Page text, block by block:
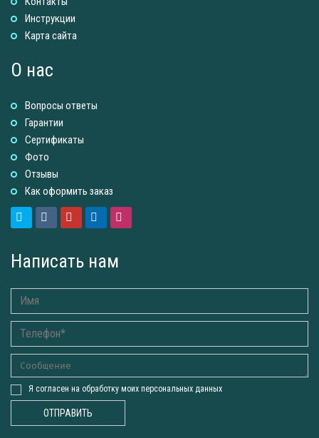
Инструкции
Карта сайта
О нас
Вопросы ответы
Гарантии
Сертификаты
Фото
Отзывы
Как оформить заказ
Написать нам
Я согласен на обработку моих персональных данных
ОТПРАВИТЬ